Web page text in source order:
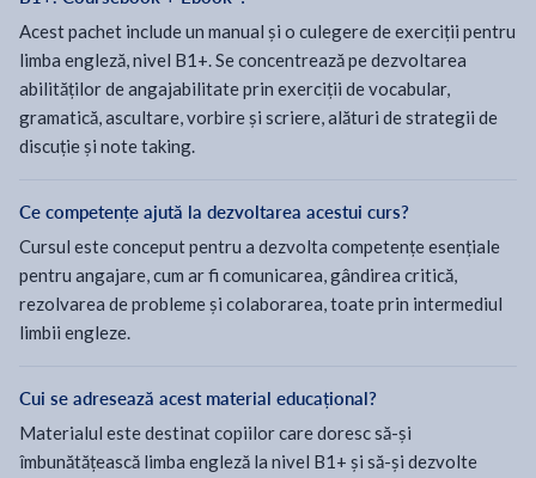
Acest pachet include un manual și o culegere de exerciții pentru
limba engleză, nivel B1+. Se concentrează pe dezvoltarea
abilităților de angajabilitate prin exerciții de vocabular,
gramatică, ascultare, vorbire și scriere, alături de strategii de
discuție și note taking.
Ce competențe ajută la dezvoltarea acestui curs?
Cursul este conceput pentru a dezvolta competențe esențiale
pentru angajare, cum ar fi comunicarea, gândirea critică,
rezolvarea de probleme și colaborarea, toate prin intermediul
limbii engleze.
Cui se adresează acest material educațional?
Materialul este destinat copiilor care doresc să-și
îmbunătățească limba engleză la nivel B1+ și să-și dezvolte